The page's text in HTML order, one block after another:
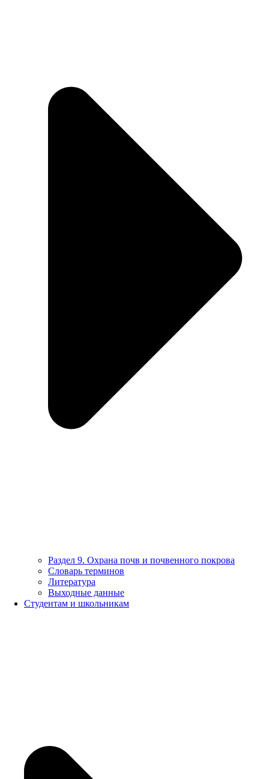
Раздел 9. Охрана почв и почвенного покрова
Словарь терминов
Литература
Выходные данные
Студентам и школьникам